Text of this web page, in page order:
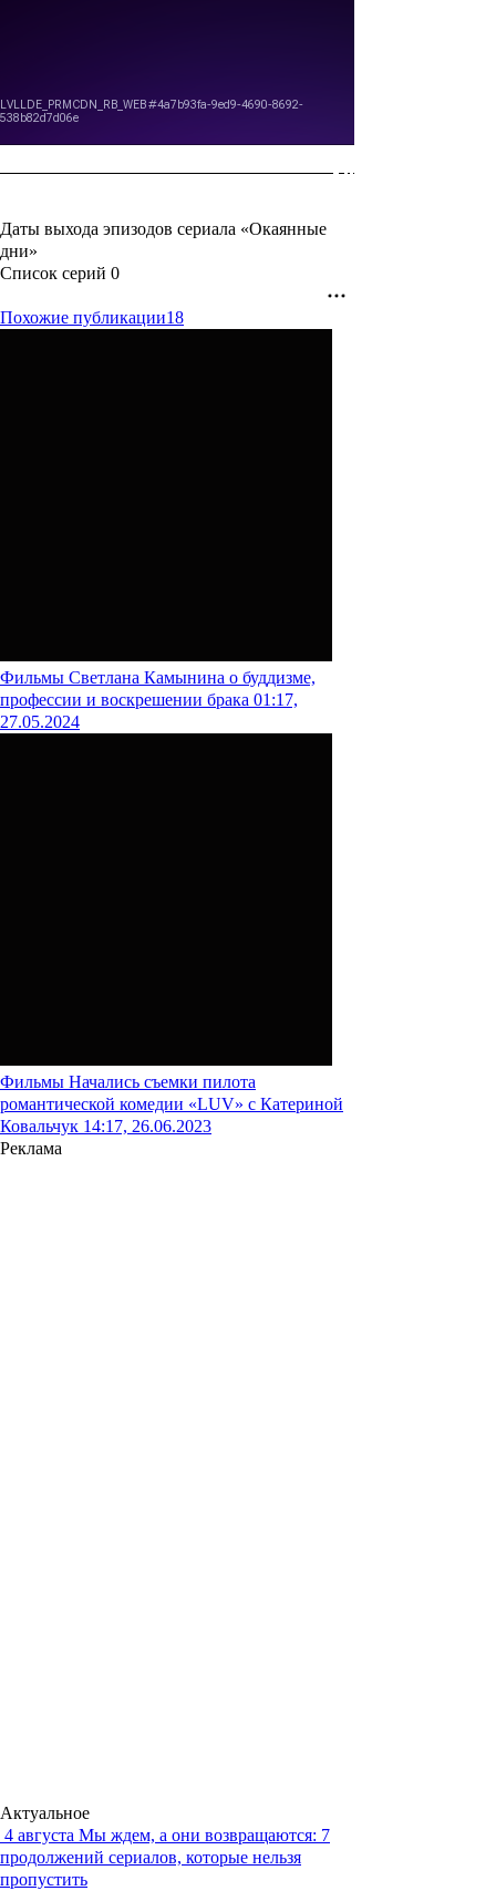
Даты выхода эпизодов сериала «Окаянные
дни»
Список серий 0
Похожие публикации18
Фильмы Светлана Камынина о буддизме,
профессии и воскрешении брака 01:17,
27.05.2024
Фильмы Начались съемки пилота
романтической комедии «LUV» с Катериной
Ковальчук 14:17, 26.06.2023
Реклама
Актуальное
4 августа Мы ждем, а они возвращаются: 7
продолжений сериалов, которые нельзя
пропустить